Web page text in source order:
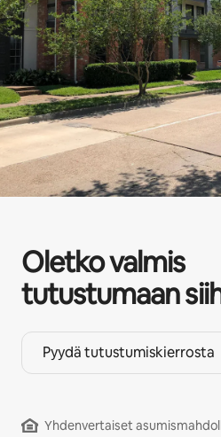
Oletko valmis
tutustumaan
Pyydä tutustumiskierrosta
Yhdenvertaiset